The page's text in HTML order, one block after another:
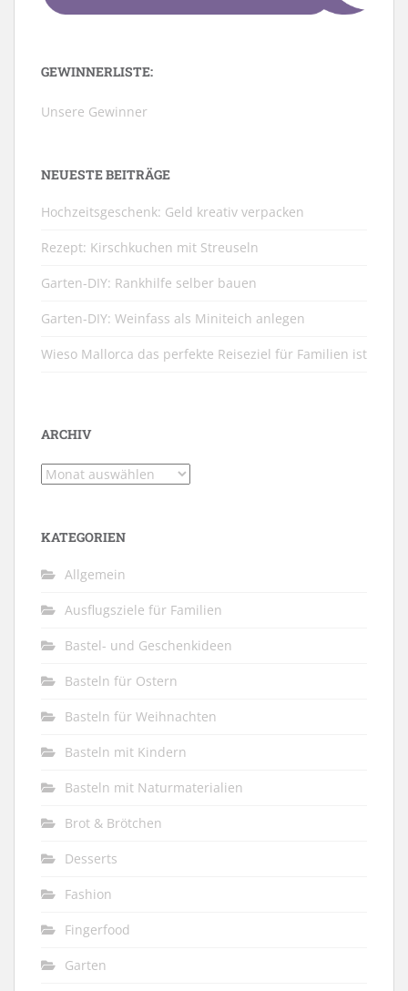
GEWINNERLISTE:
Unsere Gewinner
NEUESTE BEITRÄGE
Hochzeitsgeschenk: Geld kreativ verpacken
Rezept: Kirschkuchen mit Streuseln
Garten-DIY: Rankhilfe selber bauen
Garten-DIY: Weinfass als Miniteich anlegen
Wieso Mallorca das perfekte Reiseziel für Familien ist
ARCHIV
Archiv
KATEGORIEN
Allgemein
Ausflugsziele für Familien
Bastel- und Geschenkideen
Basteln für Ostern
Basteln für Weihnachten
Basteln mit Kindern
Basteln mit Naturmaterialien
Brot & Brötchen
Desserts
Fashion
Fingerfood
Garten